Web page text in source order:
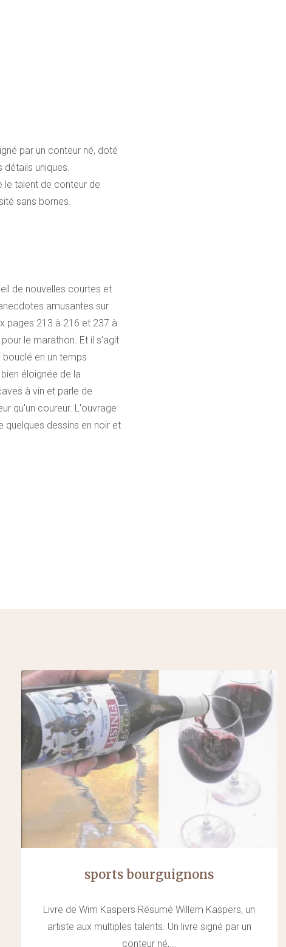
par un conteur né, doté
uniques.
le talent de conteur de
sans bornes.
de nouvelles courtes et
amusantes sur
pages 213 à 216 et 237 à
le marathon. Et il s'agit
en un temps
éloignée de la
à vin et parle de
qu'un coureur. L'ouvrage
quelques dessins en noir et
sports bourguignons
Livre de Wim Kaspers Résumé Willem Kaspers, un
artiste aux multiples talents. Un livre signé par un
conteur né,...